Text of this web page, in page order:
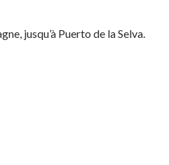
jusqu’à Puerto de la Selva.